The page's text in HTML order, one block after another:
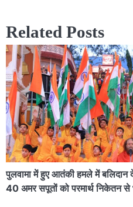
Related Posts
पुलवामा में हुए आतंकी हमले में बलिदान
40 अमर सपूतों को परमार्थ निकेतन से